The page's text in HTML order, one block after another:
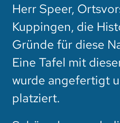
Herr Speer,
Kuppingen, die
Gründe für diese
Eine Tafel mit
wurde angefertigt
platziert.